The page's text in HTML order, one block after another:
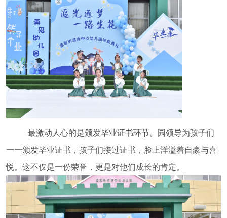
最激动人心的是颁发毕业证书环节。园领导为孩子们
一一颁发毕业证书，孩子们接过证书，脸上洋溢着自豪与喜
悦。这不仅是一份荣誉，更是对他们成长的肯定。